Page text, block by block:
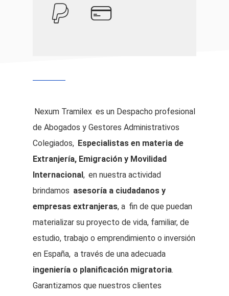
Nexum Tramilex es un Despacho profesional
de Abogados y Gestores Administrativos
Colegiados, Especialistas en materia de
Extranjería, Emigración y Movilidad
Internacional , en nuestra actividad
brindamos asesoría a ciudadanos y
empresas extranjeras, a fin de que puedan
materializar su proyecto de vida, familiar, de
estudio, trabajo o emprendimiento o inversión
en España, a través de una adecuada
ingeniería o planificación migratoria.
Garantizamos que nuestros clientes